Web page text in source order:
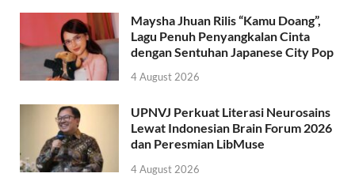
Maysha Jhuan Rilis “Kamu Doang”,
Lagu Penuh Penyangkalan Cinta
dengan Sentuhan Japanese City Pop
4 August 2026
UPNVJ Perkuat Literasi Neurosains
Lewat Indonesian Brain Forum 2026
dan Peresmian LibMuse
4 August 2026